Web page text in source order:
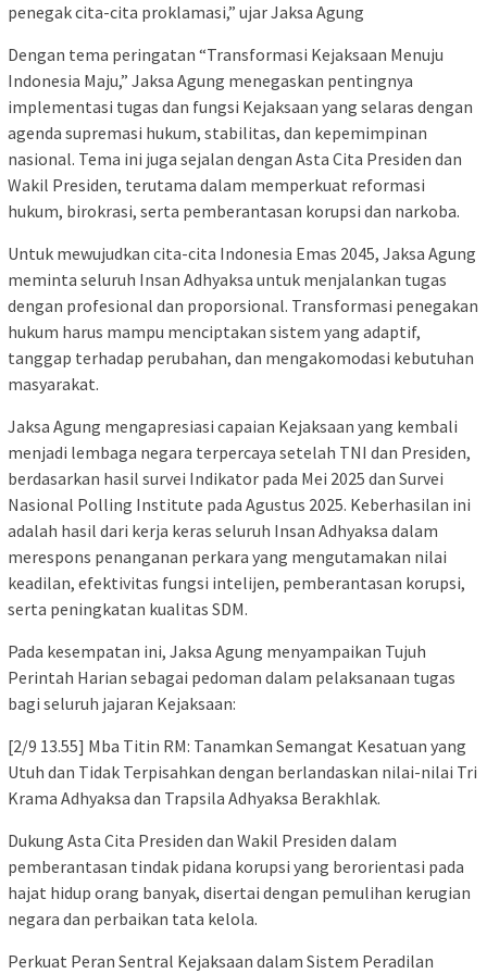
penegak cita-cita proklamasi,” ujar Jaksa Agung
Dengan tema peringatan “Transformasi Kejaksaan Menuju
Indonesia Maju,” Jaksa Agung menegaskan pentingnya
implementasi tugas dan fungsi Kejaksaan yang selaras dengan
agenda supremasi hukum, stabilitas, dan kepemimpinan
nasional. Tema ini juga sejalan dengan Asta Cita Presiden dan
Wakil Presiden, terutama dalam memperkuat reformasi
hukum, birokrasi, serta pemberantasan korupsi dan narkoba.
Untuk mewujudkan cita-cita Indonesia Emas 2045, Jaksa Agung
meminta seluruh Insan Adhyaksa untuk menjalankan tugas
dengan profesional dan proporsional. Transformasi penegakan
hukum harus mampu menciptakan sistem yang adaptif,
tanggap terhadap perubahan, dan mengakomodasi kebutuhan
masyarakat.
Jaksa Agung mengapresiasi capaian Kejaksaan yang kembali
menjadi lembaga negara terpercaya setelah TNI dan Presiden,
berdasarkan hasil survei Indikator pada Mei 2025 dan Survei
Nasional Polling Institute pada Agustus 2025. Keberhasilan ini
adalah hasil dari kerja keras seluruh Insan Adhyaksa dalam
merespons penanganan perkara yang mengutamakan nilai
keadilan, efektivitas fungsi intelijen, pemberantasan korupsi,
serta peningkatan kualitas SDM.
Pada kesempatan ini, Jaksa Agung menyampaikan Tujuh
Perintah Harian sebagai pedoman dalam pelaksanaan tugas
bagi seluruh jajaran Kejaksaan:
[2/9 13.55] Mba Titin RM: Tanamkan Semangat Kesatuan yang
Utuh dan Tidak Terpisahkan dengan berlandaskan nilai-nilai Tri
Krama Adhyaksa dan Trapsila Adhyaksa Berakhlak.
Dukung Asta Cita Presiden dan Wakil Presiden dalam
pemberantasan tindak pidana korupsi yang berorientasi pada
hajat hidup orang banyak, disertai dengan pemulihan kerugian
negara dan perbaikan tata kelola.
Perkuat Peran Sentral Kejaksaan dalam Sistem Peradilan